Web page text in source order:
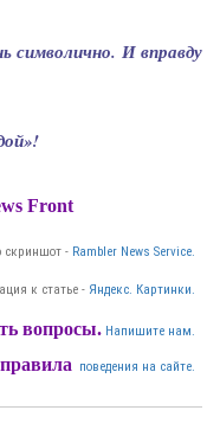
символично. И вправду
Front
скриншот - Rambler News Service.
к статье - Яндекс. Картинки.
вопросы. Напишите нам.
поведения на сайте.